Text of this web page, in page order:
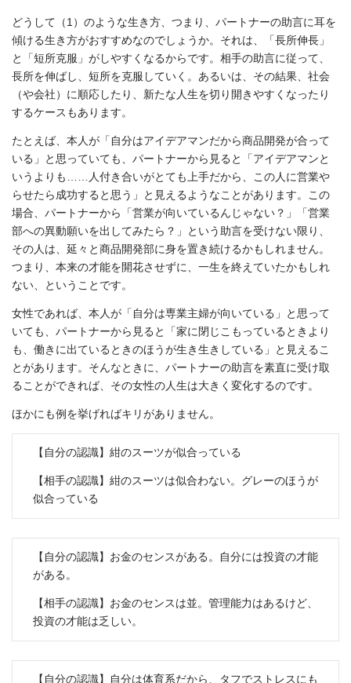
どうして（1）のような生き方、つまり、パートナーの助言に耳を
傾ける生き方がおすすめなのでしょうか。それは、「長所伸長」
と「短所克服」がしやすくなるからです。相手の助言に従って、
長所を伸ばし、短所を克服していく。あるいは、その結果、社会
（や会社）に順応したり、新たな人生を切り開きやすくなったり
するケースもあります。
たとえば、本人が「自分はアイデアマンだから商品開発が合って
いる」と思っていても、パートナーから見ると「アイデアマンと
いうよりも……人付き合いがとても上手だから、この人に営業や
らせたら成功すると思う」と見えるようなことがあります。この
場合、パートナーから「営業が向いているんじゃない？」「営業
部への異動願いを出してみたら？」という助言を受けない限り、
その人は、延々と商品開発部に身を置き続けるかもしれません。
つまり、本来の才能を開花させずに、一生を終えていたかもしれ
ない、ということです。
女性であれば、本人が「自分は専業主婦が向いている」と思って
いても、パートナーから見ると「家に閉じこもっているときより
も、働きに出ているときのほうが生き生きしている」と見えるこ
とがあります。そんなときに、パートナーの助言を素直に受け取
ることができれば、その女性の人生は大きく変化するのです。
ほかにも例を挙げればキリがありません。
【自分の認識】紺のスーツが似合っている
【相手の認識】紺のスーツは似合わない。グレーのほうが
似合っている
【自分の認識】お金のセンスがある。自分には投資の才能
がある。
【相手の認識】お金のセンスは並。管理能力はあるけど、
投資の才能は乏しい。
【自分の認識】自分は体育系だから、タフでストレスにも